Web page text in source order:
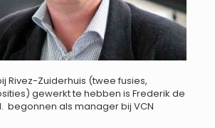
Rivez-Zuiderhuis (twee fusies,
gewerkt te hebben is Frederik de
begonnen als manager bij VCN